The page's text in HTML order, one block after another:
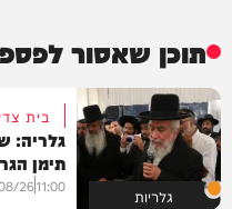
תוכן שאסור
גלריות
בית
גלריה:
תימן
11:00
26